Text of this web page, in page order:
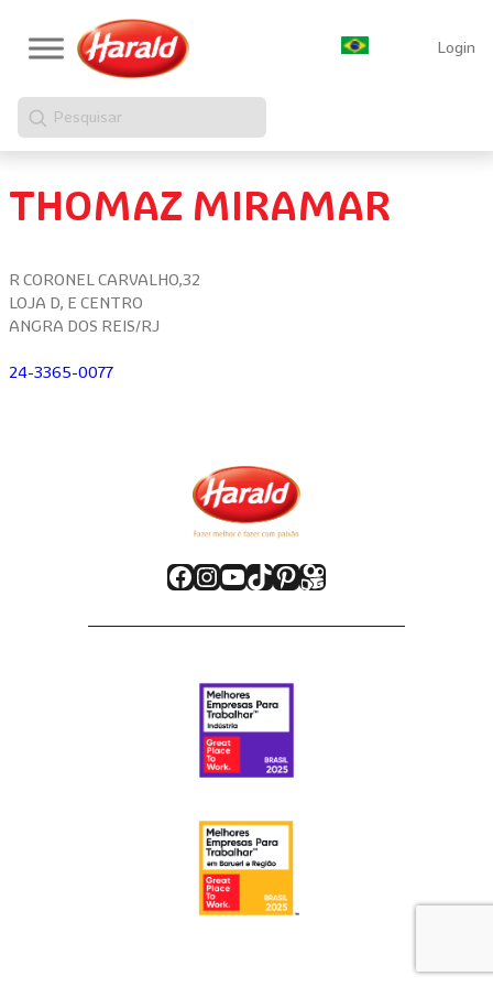
Login
Pesquisar
THOMAZ MIRAMAR
R CORONEL CARVALHO,32
LOJA D, E CENTRO
ANGRA DOS REIS/RJ
24-3365-0077
Facebook
Instagram
Youtube
TikTok
Pinterest
Kwai